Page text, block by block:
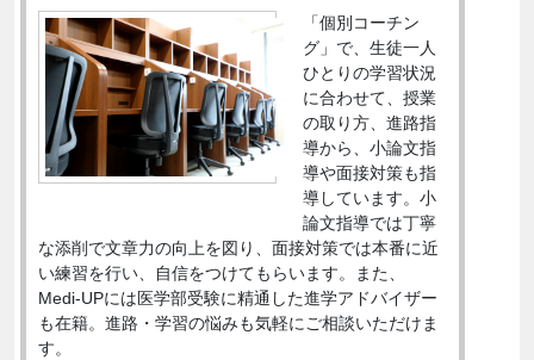
「個別コーチン
グ」で、生徒一人
ひとりの学習状況
に合わせて、授業
の取り方、進路指
導から、小論文指
導や面接対策も指
導しています。小
論文指導では丁寧
な添削で文章力の向上を図り、面接対策では本番に近
い練習を行い、自信をつけてもらいます。また、
Medi-UPには医学部受験に精通した進学アドバイザー
も在籍。進路・学習の悩みも気軽にご相談いただけま
す。